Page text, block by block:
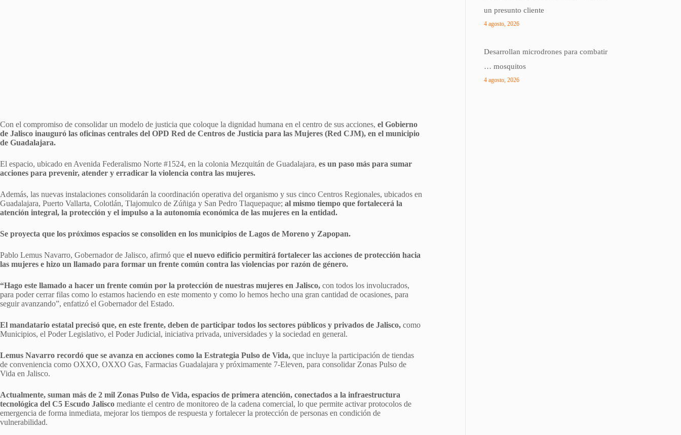
Con el compromiso de consolidar un modelo de justicia que coloque la dignidad humana en el centro de sus acciones, el Gobierno
de Jalisco inauguró las oficinas centrales del OPD Red de Centros de Justicia para las Mujeres (Red CJM), en el municipio
de Guadalajara.
El espacio, ubicado en Avenida Federalismo Norte #1524, en la colonia Mezquitán de Guadalajara, es un paso más para sumar
acciones para prevenir, atender y erradicar la violencia contra las mujeres.
Además, las nuevas instalaciones consolidarán la coordinación operativa del organismo y sus cinco Centros Regionales, ubicados en
Guadalajara, Puerto Vallarta, Colotlán, Tlajomulco de Zúñiga y San Pedro Tlaquepaque; al mismo tiempo que fortalecerá la
atención integral, la protección y el impulso a la autonomía económica de las mujeres en la entidad.
Se proyecta que los próximos espacios se consoliden en los municipios de Lagos de Moreno y Zapopan.
Pablo Lemus Navarro, Gobernador de Jalisco, afirmó que el nuevo edificio permitirá fortalecer las acciones de protección hacia
las mujeres e hizo un llamado para formar un frente común contra las violencias por razón de género.
“Hago este llamado a hacer un frente común por la protección de nuestras mujeres en Jalisco, con todos los involucrados,
para poder cerrar filas como lo estamos haciendo en este momento y como lo hemos hecho una gran cantidad de ocasiones, para
seguir avanzando”, enfatizó el Gobernador del Estado.
El mandatario estatal precisó que, en este frente, deben de participar todos los sectores públicos y privados de Jalisco, como
Municipios, el Poder Legislativo, el Poder Judicial, iniciativa privada, universidades y la sociedad en general.
Lemus Navarro recordó que se avanza en acciones como la Estrategia Pulso de Vida, que incluye la participación de tiendas
de conveniencia como OXXO, OXXO Gas, Farmacias Guadalajara y próximamente 7-Eleven, para consolidar Zonas Pulso de
Vida en Jalisco.
Actualmente, suman más de 2 mil Zonas Pulso de Vida, espacios de primera atención, conectados a la infraestructura
tecnológica del C5 Escudo Jalisco mediante el centro de monitoreo de la cadena comercial, lo que permite activar protocolos de
emergencia de forma inmediata, mejorar los tiempos de respuesta y fortalecer la protección de personas en condición de
vulnerabilidad.
un presunto cliente
4 agosto, 2026
Desarrollan microdrones para combatir
… mosquitos
4 agosto, 2026